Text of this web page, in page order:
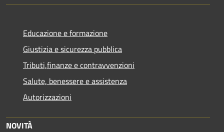
Educazione e formazione
Giustizia e sicurezza pubblica
Tributi,finanze e contravvenzioni
Salute, benessere e assistenza
Autorizzazioni
NOVITÀ